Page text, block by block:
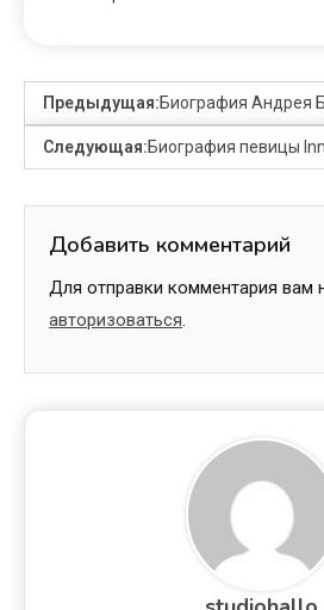
Предыдущая:Биография Андрея
Следующая:Биография певицы
Добавить комментарий
Для отправки комментария вам
авторизоваться.